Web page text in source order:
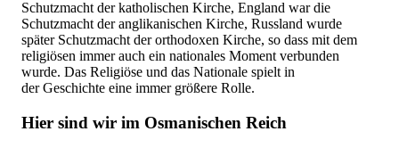
Schutzmacht der katholischen Kirche, England war die
Schutzmacht der anglikanischen Kirche, Russland wurde
später Schutzmacht der orthodoxen Kirche, so dass mit dem
religiösen immer auch ein nationales Moment verbunden
wurde. Das Religiöse und das Nationale spielt in
der Geschichte eine immer größere Rolle.
Hier sind wir im Osmanischen Reich